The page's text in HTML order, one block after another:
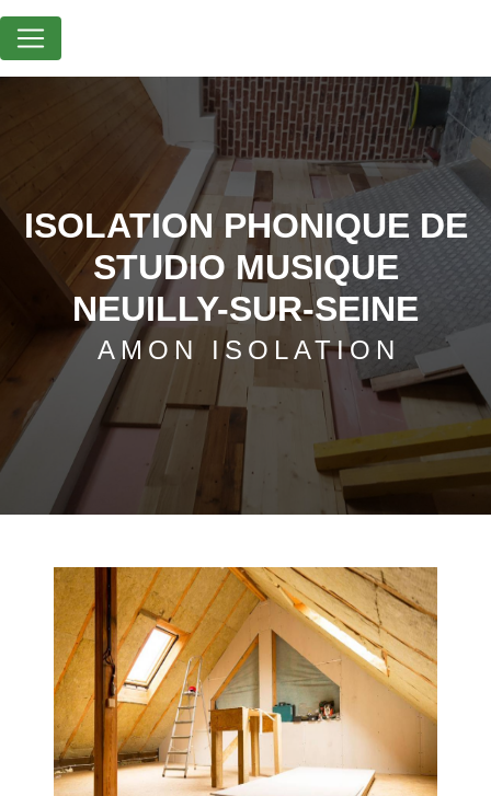
ISOLATION PHONIQUE DE
STUDIO MUSIQUE
NEUILLY-SUR-SEINE
AMON ISOLATION
Panneau de gestion des cookies